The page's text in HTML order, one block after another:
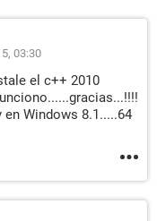
03:30
el c++ 2010
Windows 8.1.....64